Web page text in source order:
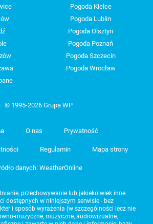
Pogoda Kielce
Pogoda Lublin
Pogoda Olsztyn
Pogoda Poznań
Pogoda Szczecin
Pogoda Wrocław
© 1995-2026 Grupa WP
O nas Prywatność
Regulamin Mapa strony
danych: WeatherOnline
przechowywanie lub jakiekolwiek inne
dostępnych w niniejszym serwisie - bez
i sposób wyrażenia (w szczególności lecz nie
muzyczne, muzyczne, audiowizualne,